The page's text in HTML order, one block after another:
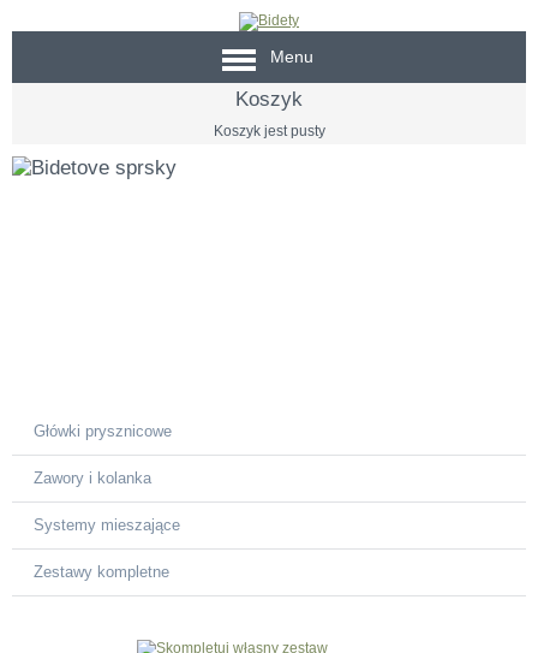
Menu
Koszyk
Koszyk jest pusty
Główki prysznicowe
Zawory i kolanka
Systemy mieszające
Zestawy kompletne